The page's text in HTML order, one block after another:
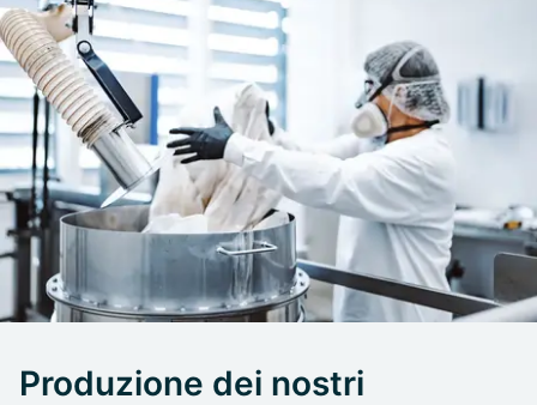
Produzione dei nostri